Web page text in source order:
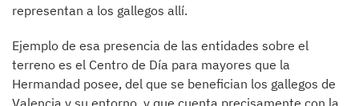
representan a los gallegos allí.
Ejemplo de esa presencia de las entidades sobre el
terreno es el Centro de Día para mayores que la
Hermandad posee, del que se benefician los gallegos de
Valencia y su entorno, y que cuenta precisamente con la